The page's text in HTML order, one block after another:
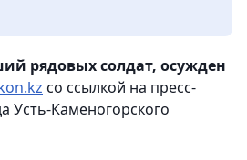
рядовых солдат, осужден
со ссылкой на пресс-
Усть-Каменогорского